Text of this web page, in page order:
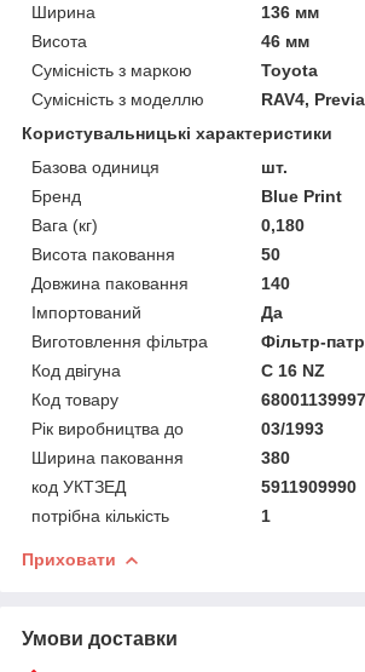
Ширина
136 мм
Висота
46 мм
Сумісність з маркою
Toyota
Сумісність з моделлю
RAV4,
Користувальницькі характеристики
Базова одиниця
шт.
Бренд
Blue Print
Вага (кг)
0,180
Висота паковання
50
Довжина паковання
140
Імпортований
Да
Виготовлення фільтра
Фільтр-
Код двігуна
C 16 NZ
Код товару
68001139997
Рік виробництва до
03/1993
Ширина паковання
380
код УКТЗЕД
5911909990
потрібна кількість
1
Приховати
Умови доставки